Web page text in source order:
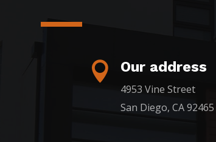
 Our address
4953 Vine Street
San Diego, CA 92465